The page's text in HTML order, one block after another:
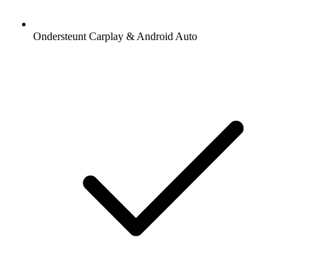
Ondersteunt Carplay & Android Auto